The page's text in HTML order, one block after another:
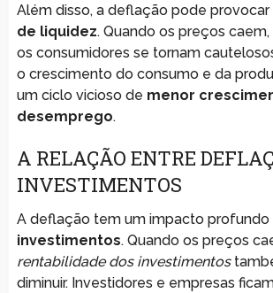
Além disso, a deflação pode provocar
de liquidez. Quando os preços
os consumidores se tornam
o crescimento do consumo e da
um ciclo vicioso de menor
desemprego.
A RELAÇÃO ENTRE
INVESTIMENTOS
A deflação tem um impacto profundo
investimentos. Quando os preços
rentabilidade dos investimentos
diminuir. Investidores e empresas